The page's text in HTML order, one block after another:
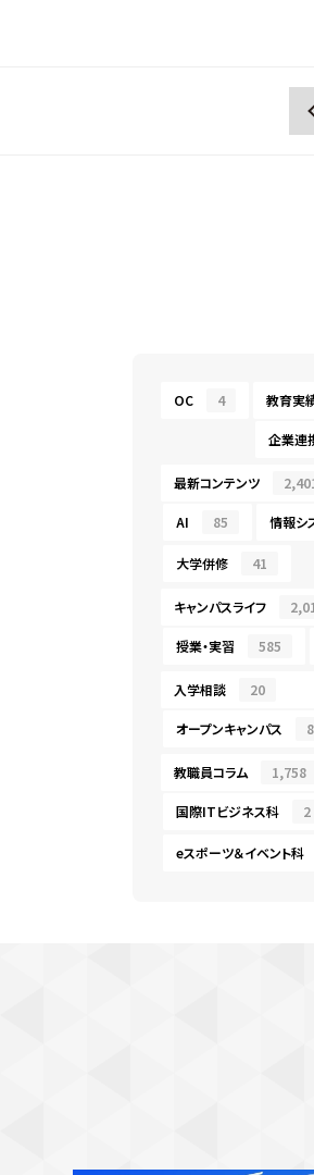
OC 4 教育実
企業連
最新コンテンツ
AI 85 情報シ
大学併修 41
キャンパスライフ
授業・実習 585
入学相談 20
オープンキャンパス 8
教職員コラム 1,758
国際ITビジネス科 2
eスポーツ＆イベント科